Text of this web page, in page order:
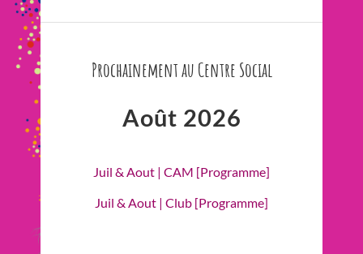
Prochainement au Centre Social
Août 2026
Juil & Aout | CAM [Programme]
Juil & Aout | Club [Programme]